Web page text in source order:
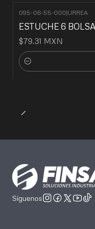
095-06-55-000|URREA
ESTUCHE 6
$79.31 MXN
Cantidad
Síguenos